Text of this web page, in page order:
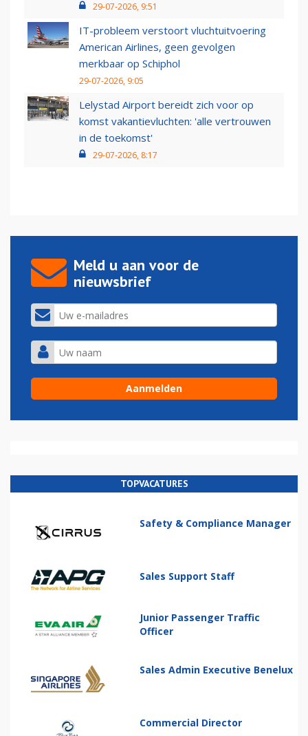
29-07-2026, 9:51
IT-probleem verstoort vluchtuitvoering
American Airlines, geen gevolgen
merkbaar op Schiphol
29-07-2026, 9:05
Lelystad Airport bereidt zich voor op
komst vakantievluchten: 'alle vertrouwen
in de toekomst'
29-07-2026, 8:17
Meld u aan voor de
nieuwsbrief
TOPVACATURES
Safety & Compliance Manager
Sales Support Staff
Junior Passenger Traffic
Officer
Sales Admin Executive Benelux
Commercial Director